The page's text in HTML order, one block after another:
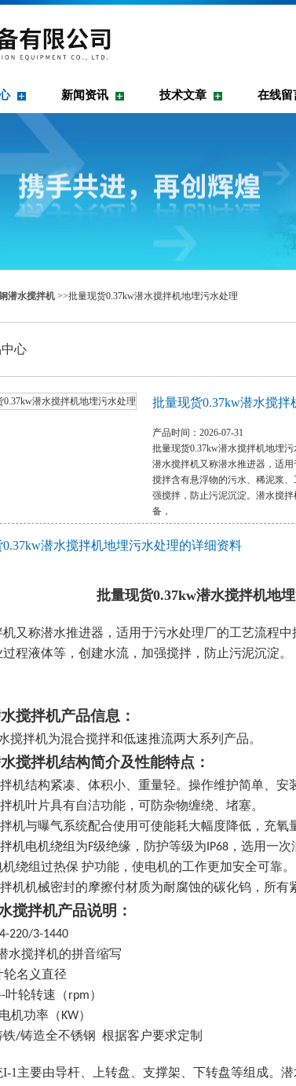
新闻资讯 技术文章 在线留
潜水搅拌机>>批量现货0.37kw潜水搅拌机地埋污水处理
心
批量现货0.37kw潜水搅拌
产品时间：2026-07-31
批量现货0.37kw潜水搅拌机地埋污
潜水搅拌机又称潜水推进器，适
搅拌含有悬浮物的污水、稀泥浆
强搅拌，防止污泥沉淀。潜水搅
备，
潜水搅拌机地埋污水处理的详细资料
批量现货0.37kw潜水搅拌机地
机又称潜水推进器，适用于污水处理厂的工艺流程
程液体等，创建水流，加强搅拌，防止污泥沉淀。
搅拌机产品信息 ：
搅拌机为混合搅拌和低速推流两大系列产品。
搅拌机结构简介及性能特点 ：
机结构紧凑、体积小、重量轻。操作维护简单、安
机叶片具有自洁功能，可防杂物缠绕、堵塞。
机与曝气系统配合使用可使能耗大幅度降低，充氧
机电机绕组为F级绝缘，防护等级为IP68，选用一
绕组过热保 护功能，使电机的工作更加安全可靠。
机机械密封的摩擦付材质为耐腐蚀的碳化钨，所有
搅拌机产品说明 ：
220/3-1440
水搅拌机的拼音缩写
轮名义直径
叶轮转速（rpm）
机功率（KW）
铁/铸造全不锈钢 根据客户要求定制
I-1 主要由导杆、上转盘、支撑架、下转盘等组成。